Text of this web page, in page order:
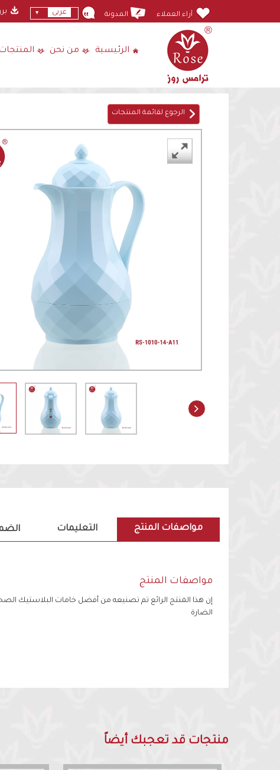
آراء العملاء المدونة عربى
الرئيسية من نحن المنتجات
الرجوع لقائمة المنتجات
مواصفات المنتج التعليمات
مواصفات المنتج
إن هذا المنتج الرائع تم تصنيعه من أفضل خامات البلاستيك
الضارة
منتجات قد تعجبك أيضاً